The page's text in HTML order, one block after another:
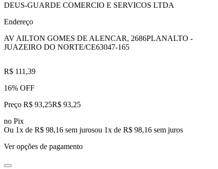
DEUS-GUARDE COMERCIO E SERVICOS LTDA
Endereço
AV AILTON GOMES DE ALENCAR, 2686PLANALTO -
JUAZEIRO DO NORTE/CE63047-165
R$ 111,39
16% OFF
Preço R$ 93,25R$ 93,25
no Pix
Ou 1x de R$ 98,16 sem jurosou 1x de R$ 98,16 sem juros
Ver opções de pagamento